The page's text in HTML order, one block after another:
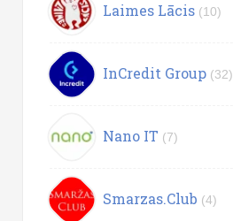
Laimes Lācis (10)
InCredit Group (32)
Nano IT (7)
Smarzas.Club (4)